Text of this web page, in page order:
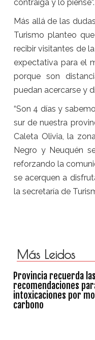
contraiga y lo piense”.
Más allá de las
Turismo planteo
recibir visitantes de
expectativa para el
porque son
puedan acercarse y
“Son 4 días y
sur de nuestra
Caleta Olivia, la
Negro y Neuquén
reforzando la
se acerquen a
la secretaría de
Más Leidos
Provincia recuerda las
recomendaciones
intoxicaciones por
carbono